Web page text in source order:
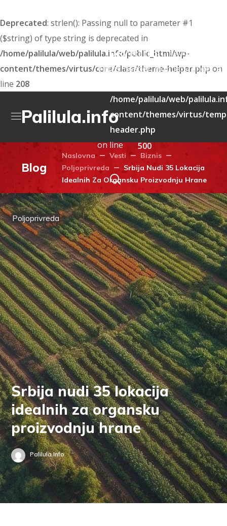
Deprecated: strlen(): Passing null to parameter #1
($string) of type string is deprecated in
/home/palilula/web/palilula.info/public_html/wp-
content/themes/virtus/core/class/theme-helper.php on
line 208
Palilula.info
Deprecated: Creation of
/home/palilula/web/
content/themes/virtus/
header.php
on line
500
Blog
Naslovna Vesti
Biznis
Poljoprivreda
Srbija Nudi 35 Lokacija
Idealnih Za Organsku Proizvodnju Hrane
Poljoprivreda
Srbija nudi 35 lokacija
idealnih za organsku
proizvodnju hrane
Palilula.info 6. februar 2025.